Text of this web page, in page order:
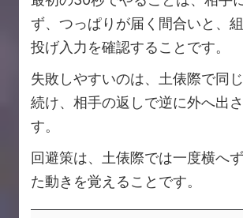
ず、つっぱりが届く間合いと、
投げ入力を確認することです。
失敗しやすいのは、土俵際で同
続け、相手の返しで逆に外へ出
す。
回避策は、土俵際では一度横へ
た動きを覚えることです。